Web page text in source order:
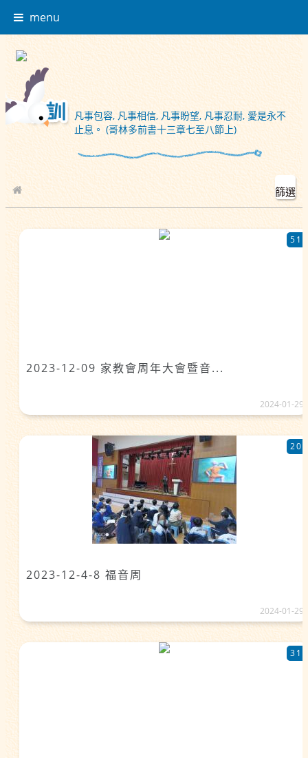
menu
凡事包容, 凡事相信, 凡事盼望, 凡事忍耐, 愛是永不
止息。 (哥林多前書十三章七至八節上)
校園相簿
篩選
2023-12-09 家教會周年大會暨音...
51
2024-01-29
2023-12-4-8 福音周
20
2024-01-29
31